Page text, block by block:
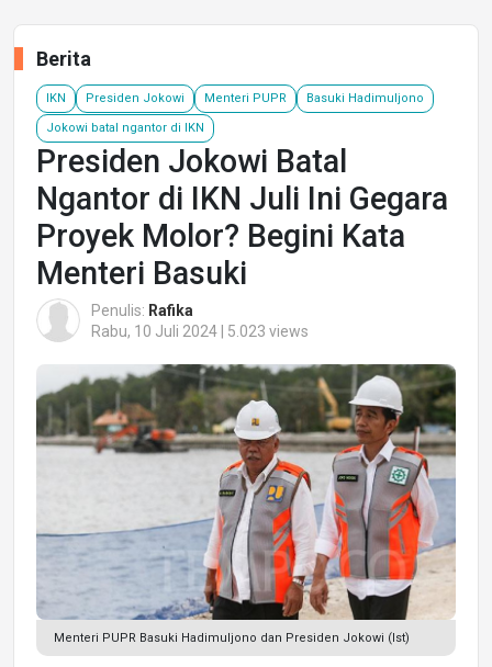
Berita
IKN Presiden Jokowi Menteri PUPR Basuki Hadimuljono
Jokowi batal ngantor di IKN
Presiden Jokowi Batal
Ngantor di IKN Juli Ini Gegara
Proyek Molor? Begini Kata
Menteri Basuki
Penulis: Rafika
Rabu, 10 Juli 2024 | 5.023 views
Menteri PUPR Basuki Hadimuljono dan Presiden Jokowi (Ist)